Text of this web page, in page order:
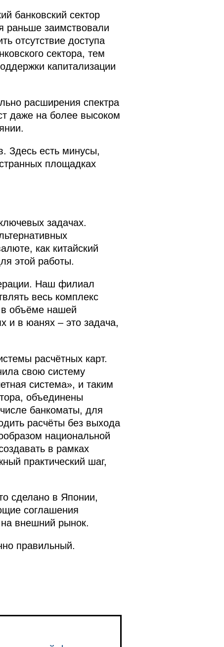
банковский сектор
раньше заимствовали
отсутствие доступа
сектора, тем
капитализации
расширения спектра
даже на более высоком
Здесь есть минусы,
площадках
задачах.
как китайский
этой работы.
Наш филиал
весь комплекс
в объёме нашей
и в юанях – это задача,
расчётных карт.
свою систему
система», и таким
объединены
банкоматы, для
расчёты без выхода
национальной
в рамках
практический шаг,
сделано в Японии,
соглашения
внешний рынок.
правильный.